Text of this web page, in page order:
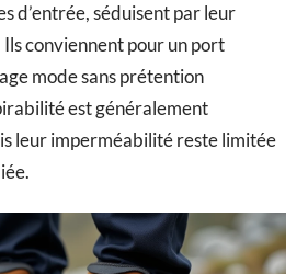
d’entrée, séduisent par leur
conviennent pour un port
mode sans prétention
est généralement
leur imperméabilité reste limitée